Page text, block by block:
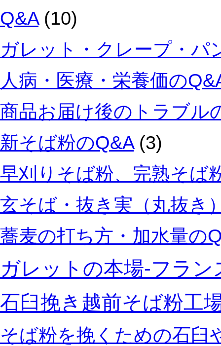
Q&A(10)
ガレット・クレープ・パ
人病・医療・栄養価の
商品お届け後のトラブル
新そば粉のQ&A(3)
早刈りそば粉、完熟そば
玄そば・抜き実（丸抜き
蕎麦の打ち方・加水量の
ガレットの本場‐フラ
石臼挽き越前そば粉工
そば粉を挽くための石臼